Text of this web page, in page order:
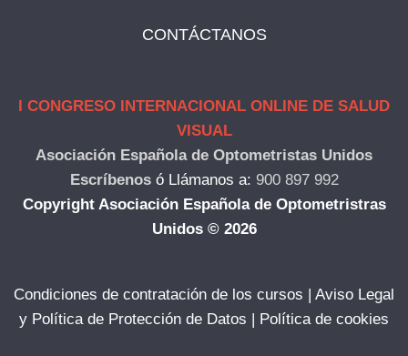
CONTÁCTANOS
I CONGRESO INTERNACIONAL ONLINE DE SALUD
VISUAL
Asociación Española de Optometristas Unidos
Escríbenos ó Llámanos a: 900 897 992
Copyright Asociación Española de Optometristras
Unidos © 2026
Condiciones de contratación de los cursos | Aviso Legal
y Política de Protección de Datos | Política de cookies